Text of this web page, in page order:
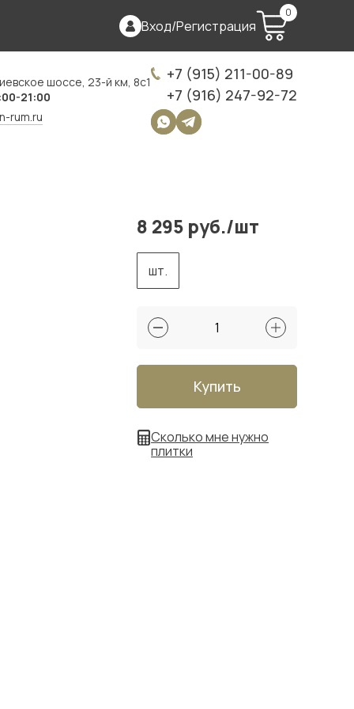
Вход/Регистрация
0
шоссе, 23-й км, 8с1
21:00
rum.ru
+7 (915) 211-00-89
+7 (916) 247-92-72
8 295 руб./шт
шт.
Купить
Сколько мне нужно
плитки